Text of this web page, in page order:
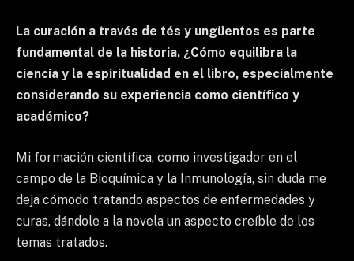
La curación a través de tés y ungüentos es parte
fundamental de la historia. ¿Cómo equilibra la
ciencia y la espiritualidad en el libro, especialmente
considerando su experiencia como científico y
académico?
Mi formación científica, como investigador en el
campo de la Bioquímica y la Inmunología, sin duda me
deja cómodo tratando aspectos de enfermedades y
curas, dándole a la novela un aspecto creíble de los
temas tratados.